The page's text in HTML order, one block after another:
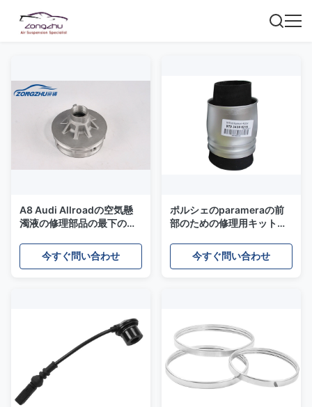
A8 Audi Allroadの空気懸
濁液の修理部品の最下の基
の
今すぐ問い合わせ
ポルシェのparameraの前
部のための修理用キットは
97034305215にひだを付
けました
今すぐ問い合わせ